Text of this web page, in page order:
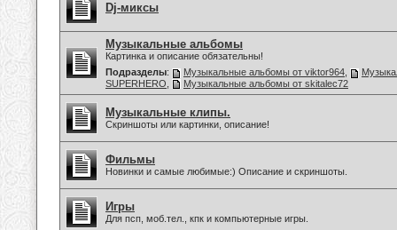
Dj-миксы
Музыкальные альбомы
Картинка и описание обязательны!
Подразделы: Музыкальные альбомы от viktor964
SUPERHERO
Музыкальные альбомы от skitalec72
Музыкальные клипы.
Скриншоты или картинки, описание!
Фильмы
Новинки и самые любимые:) Описание и скриншоты.
Игры
Для псп, моб.тел., кпк и компьютерные игры.